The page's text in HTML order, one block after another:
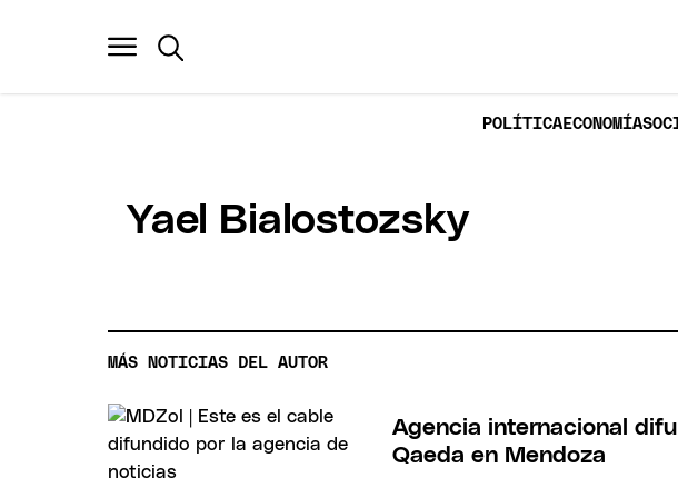
POLÍTICAECONOMÍA
Yael Bialostozsky
MÁS NOTICIAS DEL AUTOR
Agencia internacional
Qaeda en Mendoza